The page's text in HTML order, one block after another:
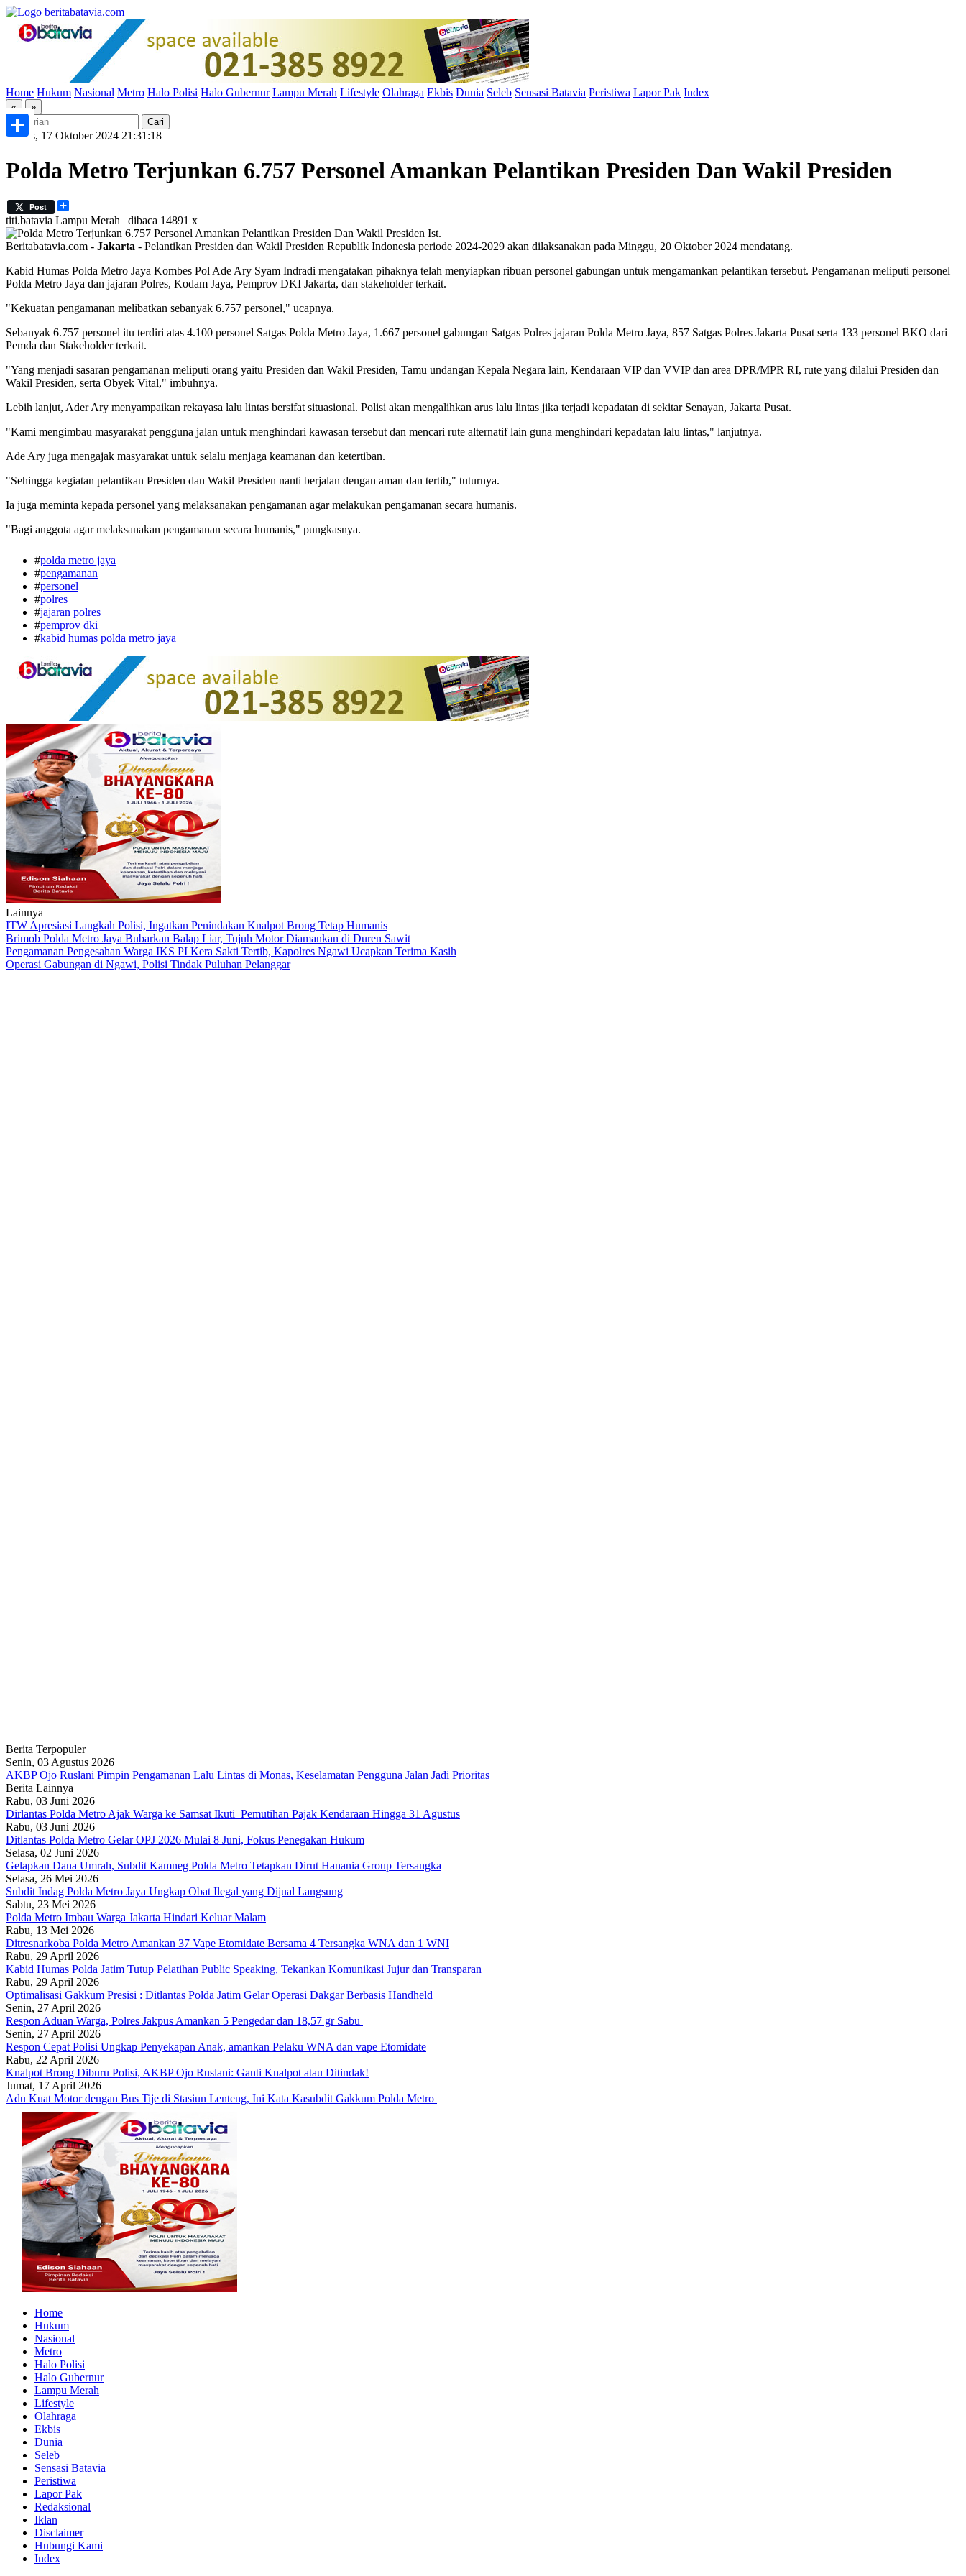
Home Hukum Nasional Metro Halo Polisi Halo Gubernur Lampu Merah Lifestyle Olahraga Ekbis Dunia Seleb Sensasi Batavia Peristiwa Lapor Pak Index
« »
Kamis, 17 Oktober 2024 21:31:18
Polda Metro Terjunkan 6.757 Personel Amankan Pelantikan Presiden Dan Wakil Presiden
Post
titi.batavia Lampu Merah | dibaca 14891 x
Ist.
Beritabatavia.com - Jakarta - Pelantikan Presiden dan Wakil Presiden Republik Indonesia periode 2024-2029 akan dilaksanakan pada Minggu, 20 Oktober 2024 mendatang.
Kabid Humas Polda Metro Jaya Kombes Pol Ade Ary Syam Indradi mengatakan pihaknya telah menyiapkan ribuan personel gabungan untuk mengamankan pelantikan tersebut. Pengamanan meliputi personel
Polda Metro Jaya dan jajaran Polres, Kodam Jaya, Pemprov DKI Jakarta, dan stakeholder terkait.
"Kekuatan pengamanan melibatkan sebanyak 6.757 personel," ucapnya.
Sebanyak 6.757 personel itu terdiri atas 4.100 personel Satgas Polda Metro Jaya, 1.667 personel gabungan Satgas Polres jajaran Polda Metro Jaya, 857 Satgas Polres Jakarta Pusat serta 133 personel BKO dari
Pemda dan Stakeholder terkait.
"Yang menjadi sasaran pengamanan meliputi orang yaitu Presiden dan Wakil Presiden, Tamu undangan Kepala Negara lain, Kendaraan VIP dan VVIP dan area DPR/MPR RI, rute yang dilalui Presiden dan
Wakil Presiden, serta Obyek Vital," imbuhnya.
Lebih lanjut, Ader Ary menyampaikan rekayasa lalu lintas bersifat situasional. Polisi akan mengalihkan arus lalu lintas jika terjadi kepadatan di sekitar Senayan, Jakarta Pusat.
"Kami mengimbau masyarakat pengguna jalan untuk menghindari kawasan tersebut dan mencari rute alternatif lain guna menghindari kepadatan lalu lintas," lanjutnya.
Ade Ary juga mengajak masyarakat untuk selalu menjaga keamanan dan ketertiban.
"Sehingga kegiatan pelantikan Presiden dan Wakil Presiden nanti berjalan dengan aman dan tertib," tuturnya.
Ia juga meminta kepada personel yang melaksanakan pengamanan agar melakukan pengamanan secara humanis.
"Bagi anggota agar melaksanakan pengamanan secara humanis," pungkasnya.
#polda metro jaya
#pengamanan
#personel
#polres
#jajaran polres
#pemprov dki
#kabid humas polda metro jaya
Lainnya
ITW Apresiasi Langkah Polisi, Ingatkan Penindakan Knalpot Brong Tetap Humanis
Brimob Polda Metro Jaya Bubarkan Balap Liar, Tujuh Motor Diamankan di Duren Sawit
Pengamanan Pengesahan Warga IKS PI Kera Sakti Tertib, Kapolres Ngawi Ucapkan Terima Kasih
Operasi Gabungan di Ngawi, Polisi Tindak Puluhan Pelanggar
Berita Terpopuler
Senin, 03 Agustus 2026
AKBP Ojo Ruslani Pimpin Pengamanan Lalu Lintas di Monas, Keselamatan Pengguna Jalan Jadi Prioritas
Berita Lainnya
Rabu, 03 Juni 2026
Dirlantas Polda Metro Ajak Warga ke Samsat Ikuti Pemutihan Pajak Kendaraan Hingga 31 Agustus
Rabu, 03 Juni 2026
Ditlantas Polda Metro Gelar OPJ 2026 Mulai 8 Juni, Fokus Penegakan Hukum
Selasa, 02 Juni 2026
Gelapkan Dana Umrah, Subdit Kamneg Polda Metro Tetapkan Dirut Hanania Group Tersangka
Selasa, 26 Mei 2026
Subdit Indag Polda Metro Jaya Ungkap Obat Ilegal yang Dijual Langsung
Sabtu, 23 Mei 2026
Polda Metro Imbau Warga Jakarta Hindari Keluar Malam
Rabu, 13 Mei 2026
Ditresnarkoba Polda Metro Amankan 37 Vape Etomidate Bersama 4 Tersangka WNA dan 1 WNI
Rabu, 29 April 2026
Kabid Humas Polda Jatim Tutup Pelatihan Public Speaking, Tekankan Komunikasi Jujur dan Transparan
Rabu, 29 April 2026
Optimalisasi Gakkum Presisi : Ditlantas Polda Jatim Gelar Operasi Dakgar Berbasis Handheld
Senin, 27 April 2026
Respon Aduan Warga, Polres Jakpus Amankan 5 Pengedar dan 18,57 gr Sabu
Senin, 27 April 2026
Respon Cepat Polisi Ungkap Penyekapan Anak, amankan Pelaku WNA dan vape Etomidate
Rabu, 22 April 2026
Knalpot Brong Diburu Polisi, AKBP Ojo Ruslani: Ganti Knalpot atau Ditindak!
Jumat, 17 April 2026
Adu Kuat Motor dengan Bus Tije di Stasiun Lenteng, Ini Kata Kasubdit Gakkum Polda Metro
Home
Hukum
Nasional
Metro
Halo Polisi
Halo Gubernur
Lampu Merah
Lifestyle
Olahraga
Ekbis
Dunia
Seleb
Sensasi Batavia
Peristiwa
Lapor Pak
Redaksional
Iklan
Disclaimer
Hubungi Kami
Index